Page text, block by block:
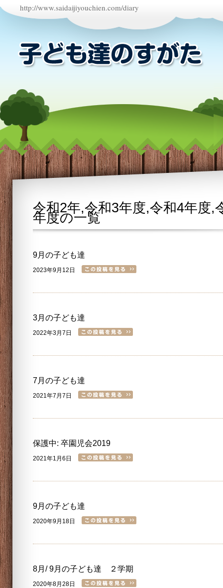
http://www.saidaijiyouchien.com/diary
令和2年,令和3年度,令和4年度,
年度の一覧
9月の子ども達
2023年9月12日
3月の子ども達
2022年3月7日
7月の子ども達
2021年7月7日
保護中: 卒園児会2019
2021年1月6日
9月の子ども達
2020年9月18日
8月/ 9月の子ども達 ２学期
2020年8月28日